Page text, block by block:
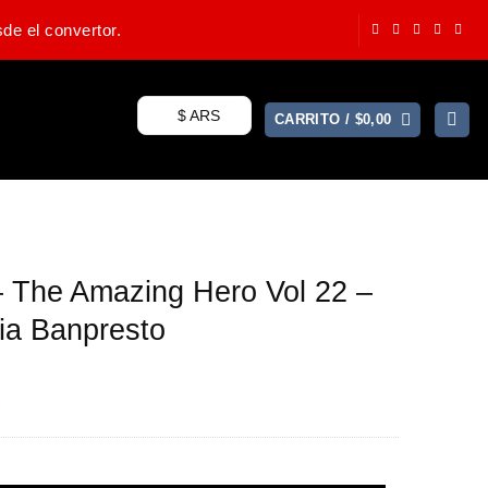
el convertor.
$ ARS CARRITO / $0,00
Amazing Hero Vol 22 –
Banpresto